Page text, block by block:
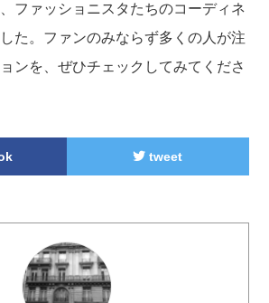
ファッショニスタたちのコーディネ
た。ファンのみならず多くの人が注
ンを、ぜひチェックしてみてくださ
tweet